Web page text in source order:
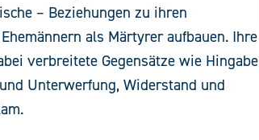
– Beziehungen zu ihren
als Märtyrer aufbauen. Ihre
verbreitete Gegensätze wie Hingabe
Unterwerfung, Widerstand und